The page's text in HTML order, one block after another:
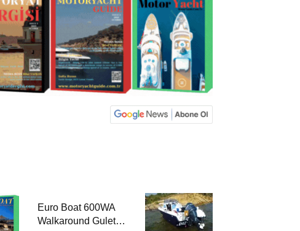
Euro Boat 600WA
Walkaround Gulet